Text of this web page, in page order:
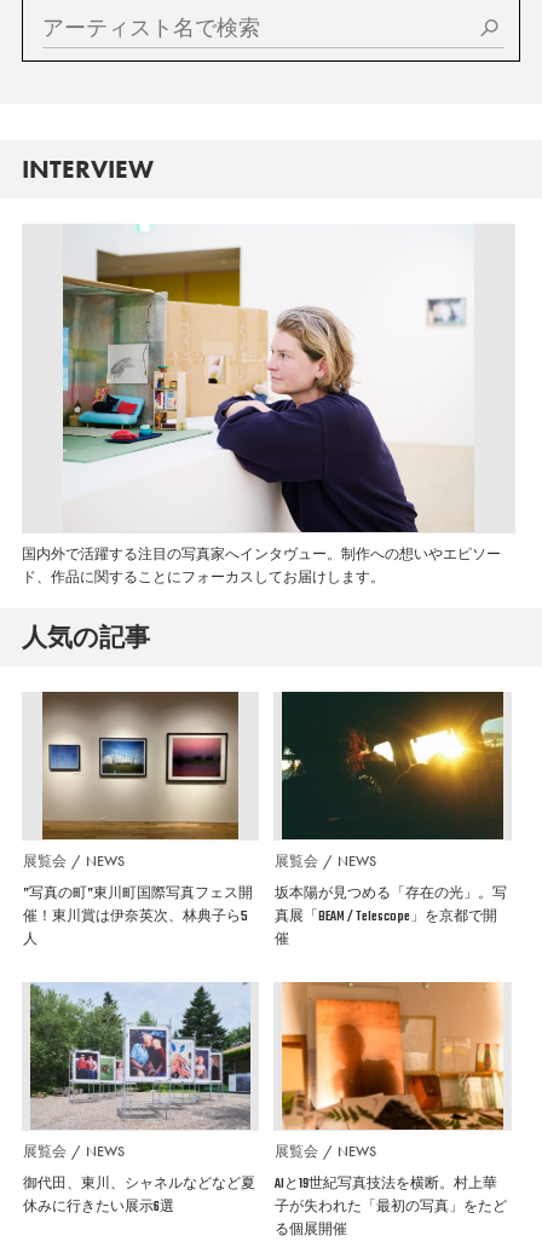
INTERVIEW
国内外で活躍する注目の写真家へインタヴュー。制作への想いやエピソー
ド、作品に関することにフォーカスしてお届けします。
人気の記事
展覧会 NEWS
”写真の町”東川町国際写真フェス開
催！東川賞は伊奈英次、林典子ら5
人
展覧会 NEWS
坂本陽が見つめる「存在の光」。写
真展「BEAM / Telescope」を京都で開
催
展覧会 NEWS
御代田、東川、シャネルなどなど夏
休みに行きたい展示6選
展覧会 NEWS
AIと19世紀写真技法を横断。村上華
子が失われた「最初の写真」をたど
る個展開催